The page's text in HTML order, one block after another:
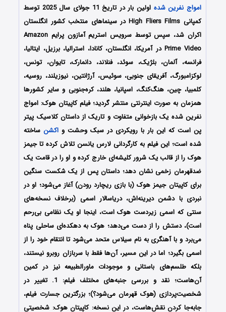
امواج نفرین شده
اولین بار در تاریخ 11 جولای سال 2025 توسط
کمپانی‌ High Fliers Films در سینماهای منتخب کشور انگلستان
اکران شد، سپس توسط سرویس استریم آمازون پرایم Amazon
Prime Video در آمریکا، انگلستان، کانادا، استرالیا، برزیل، ایتالیا،
فرانسه، آلمان، بلژیک، سوئد، فنلاند، دانمارک، تایوان، تونس،
لوکزامبورگ، آفریقای جنوبی، سوئیس، آرژانتین، نیوزیلند، روسیه،
کلمبیا، چین، هنگ‌کنگ، اسپانیا، هلند، کره‌جنوبی و سایر کشورها
همزمان به صورت اینترنتی منتشر گردید؛فیلم کاپیتان هوک: امواج
نفرین شده یک بازخوانی متفاوت و تاریک از داستان کلاسیک پیتر
پن است که این بار با رویکردی در سبک وحشت و اکشنساخته
شده است؛ این فیلم به کارگردانی لارس یانسن تلاش کرده تا جیمز
هوک را از قالب یک شرور کلیشه‌ای خارج کرده و او را در قامت یک
ضدقهرمان زخمی نشان دهد؛ داستان پس از یک شکست سنگین
برای کاپیتان جیمز هوک (با بازی ریچارد رودن) آغاز می‌شود؛ او در
نبردی با دشمن دیرینه‌اش، دریاسالار اسمی (برخلاف نسخه‌های
سنتی که اسمی زیردست هوک است، اینجا او یک نظامی بی‌رحم
است)، دستش را از دست می‌دهد؛ هوک به دهکده‌ای ساحلی پناه
می‌برد و با آهنگری به نام سیلاس متحد می‌شود تا انتقام خود را از
اسمی بگیرد؛ اما در این مسیر، آن‌ها فقط با سربازان روبرو نیستند،
بلکه طلسم‌های باستانی و موجودات ماورالطبیعه نیز در کمین
آن‌هاست؛ نقد و بررسی جنبه‌های مختلف فیلم: 1. تغییر در
شخصیت‌پردازی (هوک قهرمان می‌شود؟)؛ بزرگترین جسارت فیلم،
جابه‌جا کردن نقش‌هاست، در این نسخه: کاپیتان هوک: شخصیتی